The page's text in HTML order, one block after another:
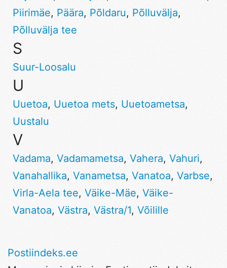
Piirimäe, Päära, Põldaru, Põlluvälja,
Põlluvälja tee
S
Suur-Loosalu
U
Uuetoa, Uuetoa mets, Uuetoametsa,
Uustalu
V
Vadama, Vadamametsa, Vahera, Vahuri,
Vanahallika, Vanametsa, Vanatoa, Varbse,
Virla-Aela tee, Väike-Mäe, Väike-
Vanatoa, Västra, Västra/1, Võilille
Postiindeks.ee